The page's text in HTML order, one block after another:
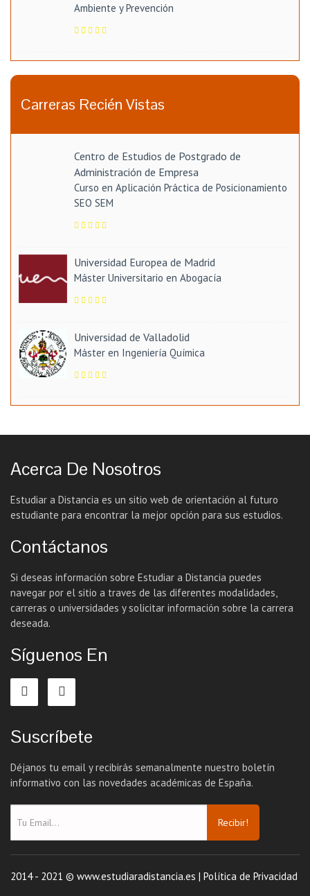
Ambiente y Prevención
Carreras Recién Vistas
Centro de Estudios de Postgrado de
Administración de Empresa
Curso en Aplicación Práctica de Posicionamiento
SEO SEM
Universidad Europea de Madrid
Máster Universitario en Abogacía
Universidad de Valladolid
Máster en Ingeniería Química
Acerca De Nosotros
Estudiar a Distancia es un sitio web de orientación al futuro
estudiante para encontrar la mejor opción para sus estudios.
Contáctanos
Si deseas información sobre Estudiar a Distancia puedes
navegar por el sitio a traves de las diferentes modalidades,
carreras o universidades y solicitar información sobre la carrera
deseada.
Síguenos En
Suscríbete
Déjanos tu email y recibirás semanalmente nuestro boletín
informativo con las novedades académicas de España.
Recibir!
2014 - 2021 © www.estudiaradistancia.es | Política de Privacidad